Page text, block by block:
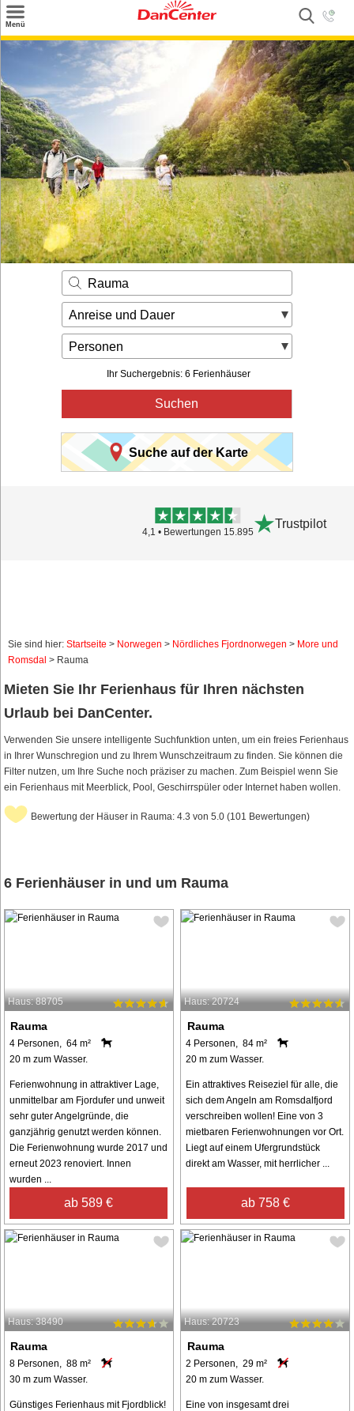
Menü
Suchen
Weitere Urlaubsziele
Angebote
Inspiration
Kontakt
Gut zu wissen
Login
Rauma
Anreise und Dauer
Personen
Ihr Suchergebnis: 6 Ferienhäuser
Suchen
Suche auf der Karte
4,1 • Bewertungen 15.895
Trustpilot
Sie sind hier: Startseite > Norwegen > Nördliches Fjordnorwegen > More und
Romsdal > Rauma
Mieten Sie Ihr Ferienhaus für Ihren nächsten
Urlaub bei DanCenter.
Verwenden Sie unsere intelligente Suchfunktion unten, um ein freies Ferienhaus
in Ihrer Wunschregion und zu Ihrem Wunschzeitraum zu finden. Sie können die
Filter nutzen, um Ihre Suche noch präziser zu machen. Zum Beispiel wenn Sie
ein Ferienhaus mit Meerblick, Pool, Geschirrspüler oder Internet haben wollen.
Bewertung der Häuser in Rauma: 4.3 von 5.0 (101 Bewertungen)
6 Ferienhäuser in und um Rauma
Haus: 88705
Rauma
4 Personen, 64 m²
20 m zum Wasser.
Ferienwohnung in attraktiver Lage,
unmittelbar am Fjordufer und unweit
sehr guter Angelgründe, die
ganzjährig genutzt werden können.
Die Ferienwohnung wurde 2017 und
erneut 2023 renoviert. Innen
wurden ...
ab 589 €
Haus: 20724
Rauma
4 Personen, 84 m²
20 m zum Wasser.
Ein attraktives Reiseziel für alle, die
sich dem Angeln am Romsdalfjord
verschreiben wollen! Eine von 3
mietbaren Ferienwohnungen vor Ort.
Liegt auf einem Ufergrundstück
direkt am Wasser, mit herrlicher ...
ab 758 €
Haus: 38490
Rauma
8 Personen, 88 m²
30 m zum Wasser.
Günstiges Ferienhaus mit Fjordblick!
Haus: 20723
Rauma
2 Personen, 29 m²
20 m zum Wasser.
Eine von insgesamt drei